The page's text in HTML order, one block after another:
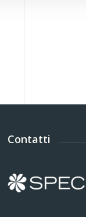
Contatti